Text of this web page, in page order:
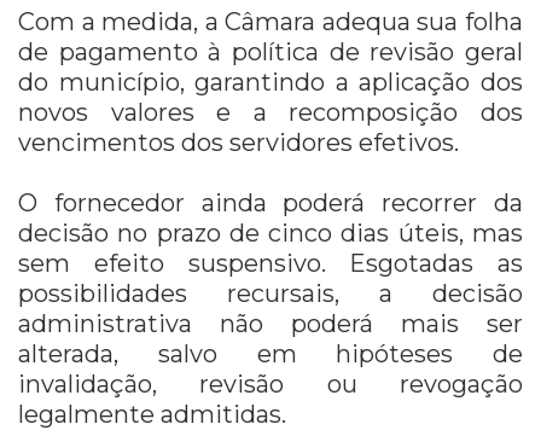
Com a medida, a Câmara adequa sua folha
de pagamento à política de revisão geral
do município, garantindo a aplicação dos
novos valores e a recomposição dos
vencimentos dos servidores efetivos.
O fornecedor ainda poderá recorrer da
decisão no prazo de cinco dias úteis, mas
sem efeito suspensivo. Esgotadas as
possibilidades recursais, a decisão
administrativa não poderá mais ser
alterada, salvo em hipóteses de
invalidação, revisão ou revogação
legalmente admitidas.